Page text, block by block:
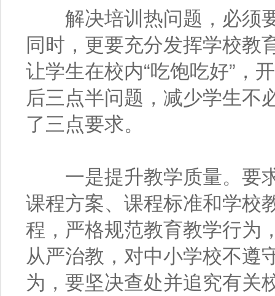
解决培训热问题，必须要
同时，更要充分发挥学校教
让学生在校内“吃饱吃好”，
后三点半问题，减少学生不
了三点要求。
一是提升教学质量。要求
课程方案、课程标准和学校
程，严格规范教育教学行为
从严治教，对中小学校不遵
为，要坚决查处并追究有关